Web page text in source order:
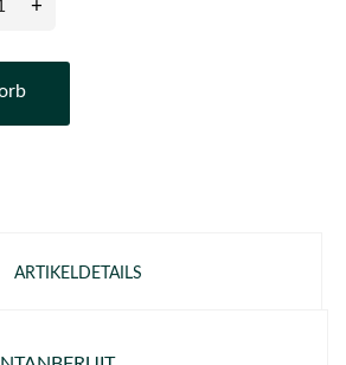
+
ARTIKELDETAILS